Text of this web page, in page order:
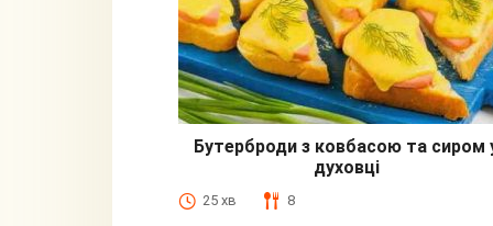
Бутерброди з ковбасою та сиром
духовці
25 хв 8